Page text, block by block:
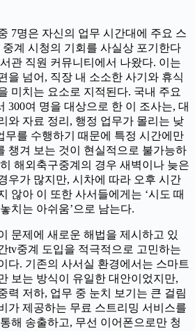
7명은 자신의 업무 시간대에 주요 스
계 시청의 기회를 사실상 포기한다
관 직원 커뮤니티에서 나왔다. 이는
을 넘어, 직장 내 소소한 사기와 휴식
미치는 요소로 지적된다. 국내 주요
300여 명을 대상으로 한 이 조사는, 대
와 자료 정리, 행정 업무가 몰리는 낮
무를 수행하기 때문에 특정 시간에만
챙겨 보는 것이 현실적으로 불가능하
해외축구중계의 경우 새벽이나 늦은
우가 많지만, 시차에 따라 오후 시간
않아 이 또한 사서들에게는 ‘시도 때
치는 아쉬움’으로 남는다.
문제에 새로운 해법을 제시하고 있
tv중계 도입을 적극적으로 고민하는
다. 기존의 사서실 환경에서는 스마트
보는 방식이 유일한 대안이었지만,
력 저하, 업무 중 눈치 보기는 큰 걸림
가 제공하는 무료 스트리밍 서비스를
해 송출하고, 무선 이어폰으로만 청